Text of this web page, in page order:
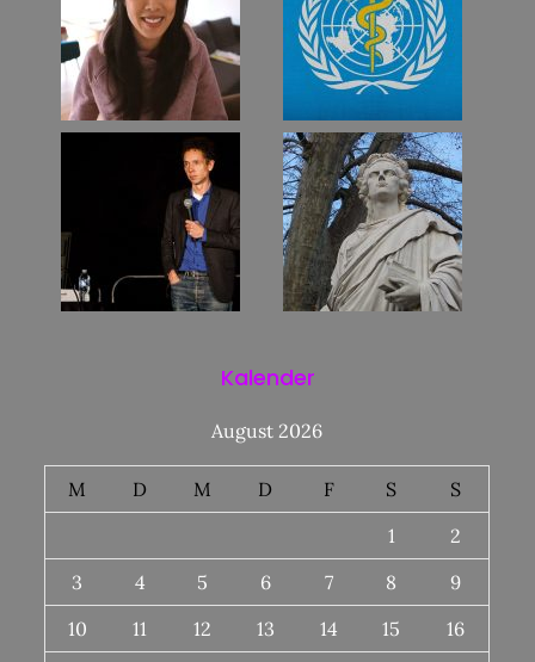
Kalender
August 2026
M D M D F S
S
1
2
3
4 5 6 7 8
9
10
11 12 13 14 15
16